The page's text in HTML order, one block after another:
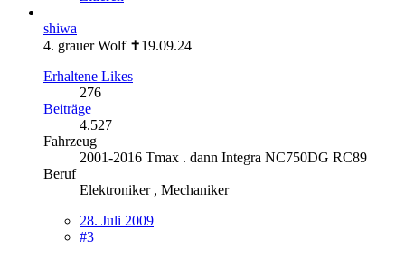
shiwa
4. grauer Wolf ✝19.09.24
Erhaltene Likes
276
Beiträge
4.527
Fahrzeug
2001-2016 Tmax . dann Integra NC750DG RC89
Beruf
Elektroniker , Mechaniker
28. Juli 2009
#3